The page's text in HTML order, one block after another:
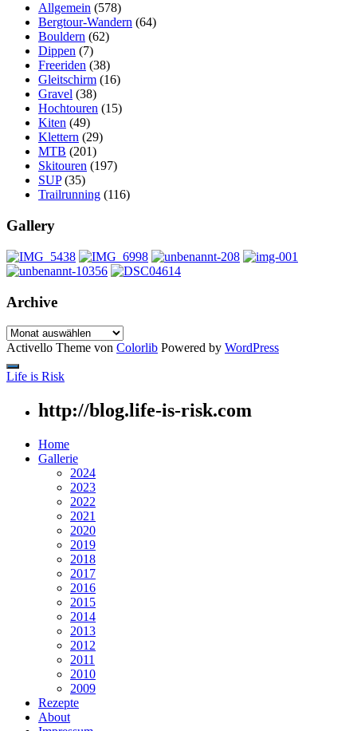
Allgemein (578)
Bergtour-Wandern (64)
Bouldern (62)
Dippen (7)
Freeriden (38)
Gleitschirm (16)
Gravel (38)
Hochtouren (15)
Kiten (49)
Klettern (29)
MTB (201)
Skitouren (197)
SUP(35)
Trailrunning (116)
Gallery
Archive
Archive
Activello Theme von Colorlib Powered by WordPress
Life is Risk
http://blog.life-is-risk.com
Home
Gallerie
2024
2023
2022
2021
2020
2019
2018
2017
2016
2015
2014
2013
2012
2011
2010
2009
Rezepte
About